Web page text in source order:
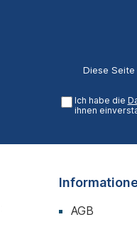
Diese
Ich habe die
ihnen
AGB